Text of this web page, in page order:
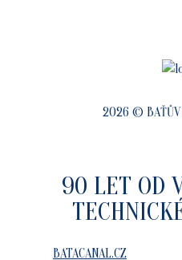
2026 © BAŤŮV
90 LET OD
BATACANAL.CZ